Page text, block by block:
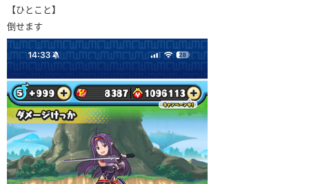
【ひとこと】
倒せます